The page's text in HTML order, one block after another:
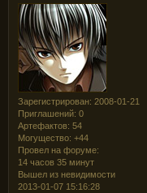
Зарегистрирован: 2008-01-21
Приглашений: 0
Артефактов: 54
Могущество: +44
Провел на форуме:
14 часов 35 минут
Вышел из невидимости
2013-01-07 15:16:28